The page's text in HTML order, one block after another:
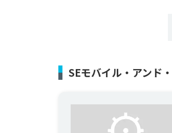
SEモバイル・アンド